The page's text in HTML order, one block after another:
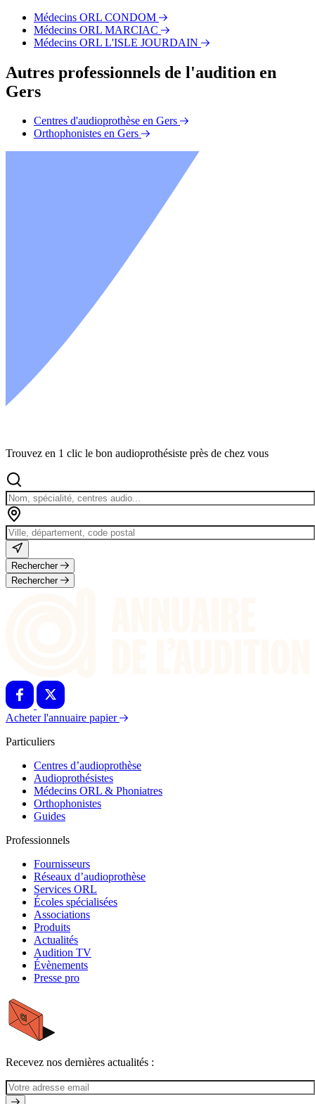
Médecins ORL CONDOM
Médecins ORL MARCIAC
Médecins ORL L'ISLE JOURDAIN
Autres professionnels de l'audition en
Gers
Centres d'audioprothèse en Gers
Orthophonistes en Gers
Trouvez en 1 clic le bon audioprothésiste près de chez vous
Rechercher
Rechercher
Acheter l'annuaire papier
Particuliers
Centres d’audioprothèse
Audioprothésistes
Médecins ORL & Phoniatres
Orthophonistes
Guides
Professionnels
Fournisseurs
Réseaux d’audioprothèse
Services ORL
Écoles spécialisées
Associations
Produits
Actualités
Audition TV
Évènements
Presse pro
Recevez nos dernières actualités :